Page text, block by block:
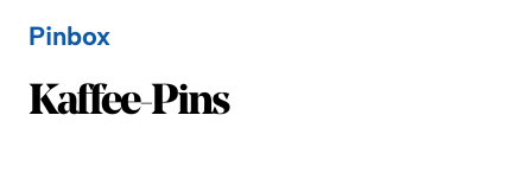
Pinbox
Pinbox
Kaffee-Pins